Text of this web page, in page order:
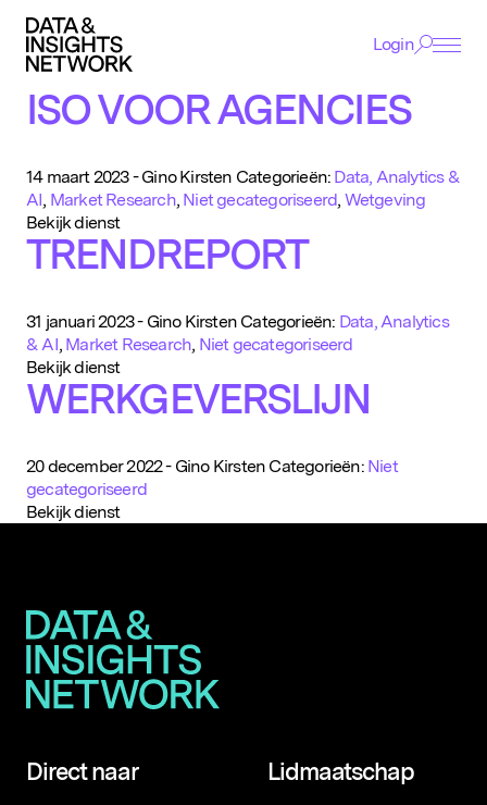
ACADEMY
EVENTS
AWARDS
EXPERTISE
VACATURES
D&IN
Login
ISO VOOR AGENCIES
14 maart 2023-Gino Kirsten Categorieën: Data, Analytics &
AI, Market Research, Niet gecategoriseerd, Wetgeving
Bekijk dienst
TRENDREPORT
31 januari 2023- Gino Kirsten Categorieën: Data, Analytics
& AI, Market Research, Niet gecategoriseerd
Bekijk dienst
WERKGEVERSLIJN
20 december 2022- Gino Kirsten Categorieën: Niet
gecategoriseerd
Bekijk dienst
Direct naar Lidmaatschap
Cookie Voorkeuren
Functioneel
Functionele cookies zijn noodzakelijk voor het
Analytisch
Deze helpen ons om het gebruik van de website te
analyseren en te verbeteren. De gegevens worden
geanonimiseerd verzameld.
Tracking
Deze worden gebruikt om je surfgedrag te volgen,
zodat we gepersonaliseerde content en
advertenties kunnen tonen.